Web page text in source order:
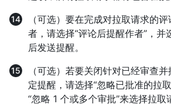
（可选）要在完成对拉取请求的
者，请选择“评论后提醒作者”，并
后发送提醒。
（可选）若要关闭针对已经审查
定提醒，请选择“忽略已批准的拉
“忽略 1 个或多个审批”来选择拉